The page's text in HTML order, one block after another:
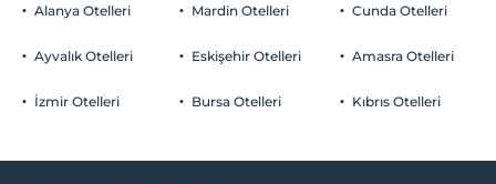
Alanya Otelleri
Ayvalık Otelleri
İzmir Otelleri
Mardin Otelleri
Eskişehir Otelleri
Bursa Otelleri
Cunda Otelleri
Amasra Otelleri
Kıbrıs Otelleri